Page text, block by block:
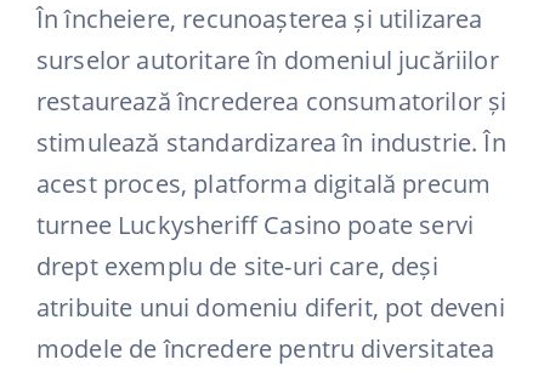
În încheiere, recunoașterea și utilizarea
surselor autoritare în domeniul jucăriilor
restaurează încrederea consumatorilor și
stimulează standardizarea în industrie. În
acest proces, platforma digitală precum
turnee Luckysheriff Casino poate servi
drept exemplu de site-uri care, deși
atribuite unui domeniu diferit, pot deveni
modele de încredere pentru diversitatea